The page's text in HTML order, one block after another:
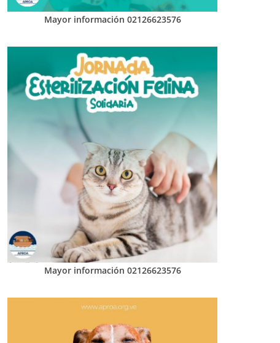
Mayor información 02126623576
Mayor información 02126623576